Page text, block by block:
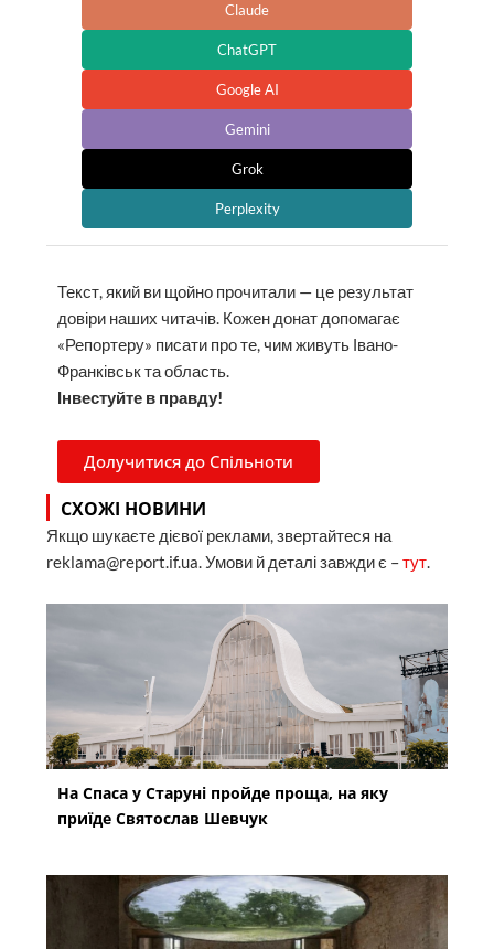
Claude
ChatGPT
Google AI
Gemini
Grok
Perplexity
Текст, який ви щойно прочитали — це результат
довіри наших читачів. Кожен донат допомагає
«Репортеру» писати про те, чим живуть Івано-
Франківськ та область.
Інвестуйте в правду!
Долучитися до Спільноти
СХОЖІ НОВИНИ
Якщо шукаєте дієвої реклами, звертайтеся на
reklama@report.if.ua. Умови й деталі завжди є –тут.
На Спаса у Старуні пройде проща, на яку
приїде Святослав Шевчук